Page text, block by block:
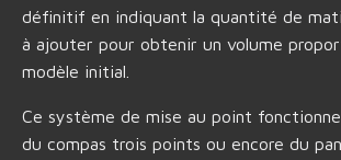
définitif en indiquant la quantité de
à ajouter pour obtenir un volume
modèle initial.
Ce système de mise au point
du compas trois points ou encore du